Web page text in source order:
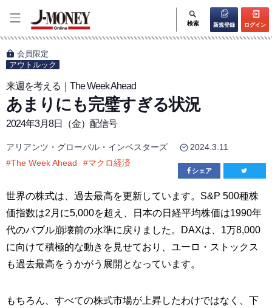
検索 新規登録 ログイン
会員限定
アウトルック
来週を考える｜The Week Ahead
あまりにも完璧すぎる状況
2024年3月8日（金）配信号
アリアンツ・グローバル・インベスターズ
2024.3.11
#The Week Ahead #マクロ経済
シェア
世界の株式は、過去最高を更新しています。S&P 500種株
価指数は2月に5,000を超え、日本の日経平均株価は1990年
代のバブル崩壊前の水準に戻りました。DAXは、1万8,000
に向けて積極的な動きを見せており、ユーロ・ストックス
も過去最高をうかがう展開となっています。
もちろん、すべての株式市場が上昇したわけではなく、下